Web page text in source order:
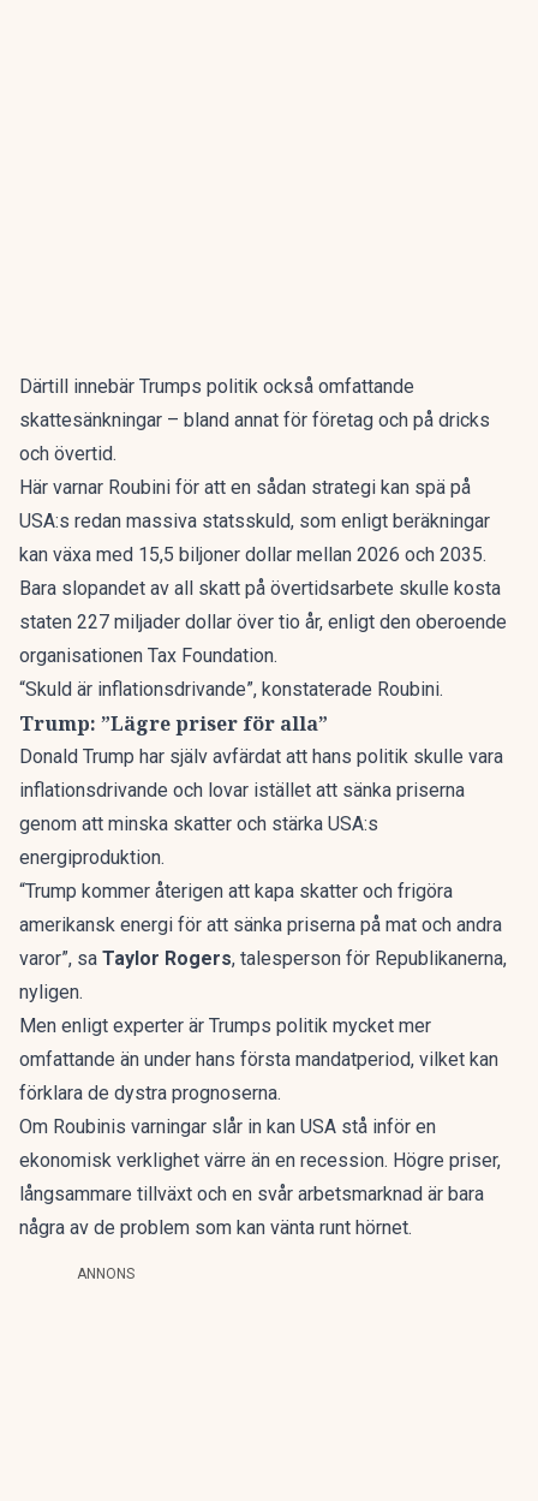
Därtill innebär Trumps politik också omfattande
skattesänkningar – bland annat för företag och på dricks
och övertid.
Här varnar Roubini för att en sådan strategi kan spä på
USA:s redan massiva statsskuld, som enligt beräkningar
kan växa med 15,5 biljoner dollar mellan 2026 och 2035.
Bara slopandet av all skatt på övertidsarbete skulle kosta
staten 227 miljader dollar över tio år, enligt den oberoende
organisationen Tax Foundation.
“Skuld är inflationsdrivande”, konstaterade Roubini.
Trump: ”Lägre priser för alla”
Donald Trump har själv avfärdat att hans politik skulle vara
inflationsdrivande och lovar istället att sänka priserna
genom att minska skatter och stärka USA:s
energiproduktion.
“Trump kommer återigen att kapa skatter och frigöra
amerikansk energi för att sänka priserna på mat och andra
varor”, sa Taylor Rogers, talesperson för Republikanerna,
nyligen.
Men enligt experter är Trumps politik mycket mer
omfattande än under hans första mandatperiod, vilket kan
förklara de dystra prognoserna.
Om Roubinis varningar slår in kan USA stå inför en
ekonomisk verklighet värre än en recession. Högre priser,
långsammare tillväxt och en svår arbetsmarknad är bara
några av de problem som kan vänta runt hörnet.
ANNONS